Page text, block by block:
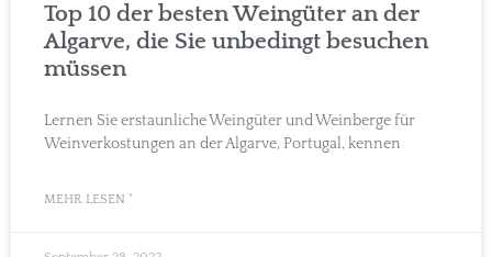
Top 10 der besten Weingüter an der
Algarve, die Sie unbedingt besuchen
müssen
Lernen Sie erstaunliche Weingüter und Weinberge für
Weinverkostungen an der Algarve, Portugal, kennen
MEHR LESEN "